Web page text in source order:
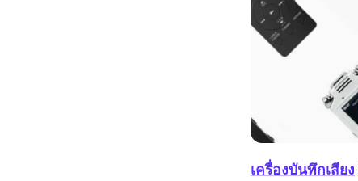
เครื่องบันทึกเสียง